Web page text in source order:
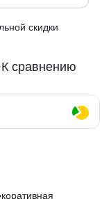
скидки
К сравнению